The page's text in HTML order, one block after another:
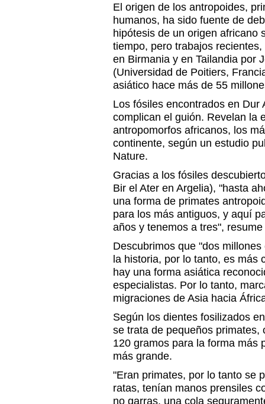
El origen de los antropoides,
humanos, ha sido fuente de
hipótesis de un origen africano
tiempo, pero trabajos
en Birmania y en Tailandia por
(Universidad de Poitiers,
asiático hace más de 55
Los fósiles encontrados en Dur
complican el guión. Revelan la
antropomorfos africanos, los
continente, según un estudio
Nature.
Gracias a los fósiles
Bir el Ater en Argelia), "hasta
una forma de primates
para los más antiguos, y aquí
años y tenemos a tres",
Descubrimos que "dos
la historia, por lo tanto, es más
hay una forma asiática
especialistas. Por lo tanto,
migraciones de Asia hacia
Según los dientes fosilizados
se trata de pequeños
120 gramos para la forma más
más grande.
"Eran primates, por lo tanto se
ratas, tenían manos prensiles
no garras, una cola